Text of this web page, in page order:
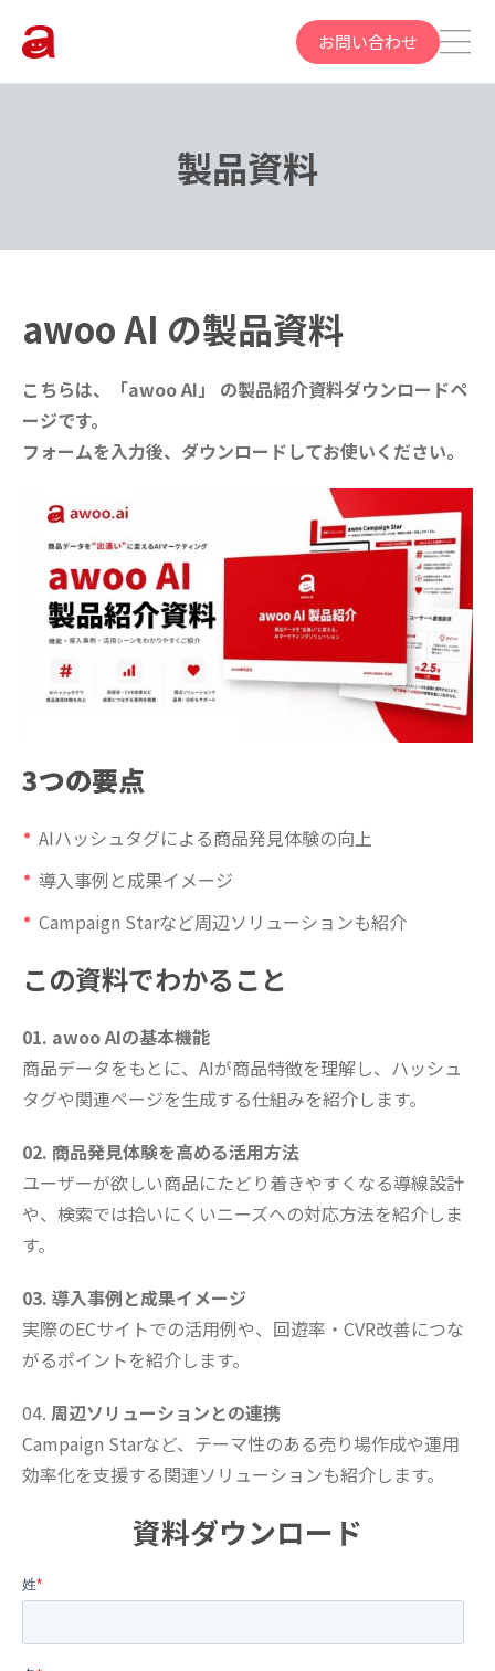
お問い合わせ
製品資料
awoo AI の製品資料
こちらは、「awoo AI」 の製品紹介資料ダウンロードペ
ージです。
フォームを入力後、ダウンロードしてお使いください。
3つの要点
AIハッシュタグによる商品発見体験の向上
導入事例と成果イメージ
Campaign Starなど周辺ソリューションも紹介
この資料でわかること
01. awoo AIの基本機能
商品データをもとに、AIが商品特徴を理解し、ハッシュ
タグや関連ページを生成する仕組みを紹介します。
02. 商品発見体験を高める活用方法
ユーザーが欲しい商品にたどり着きやすくなる導線設計
や、検索では拾いにくいニーズへの対応方法を紹介しま
す。
03. 導入事例と成果イメージ
実際のECサイトでの活用例や、回遊率・CVR改善につな
がるポイントを紹介します。
04. 周辺ソリューションとの連携
Campaign Starなど、テーマ性のある売り場作成や運用
効率化を支援する関連ソリューションも紹介します。
資料ダウンロード